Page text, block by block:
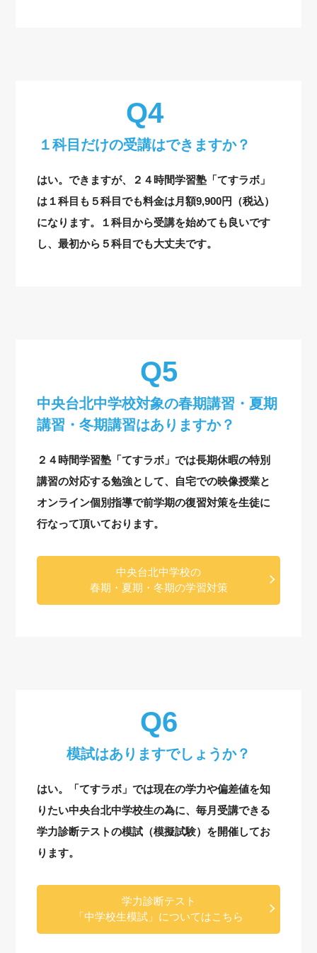
１科目だけの受講はできますか？
はい。できますが、２４時間学習塾「てすラボ」
は１科目も５科目でも料金は月額9,900円（税込）
になります。１科目から受講を始めても良いです
し、最初から５科目でも大丈夫です。
中央台北中学校対象の春期講習・夏期
講習・冬期講習はありますか？
２４時間学習塾「てすラボ」では長期休暇の特別
講習の対応する勉強として、自宅での映像授業と
オンライン個別指導で前学期の復習対策を生徒に
行なって頂いております。
中央台北中学校の
春期・夏期・冬期の学習対策
模試はありますでしょうか？
はい。「てすラボ」では現在の学力や偏差値を知
りたい中央台北中学校生の為に、毎月受講できる
学力診断テストの模試（模擬試験）を開催してお
ります。
学力診断テスト
「中学校生模試」についてはこちら